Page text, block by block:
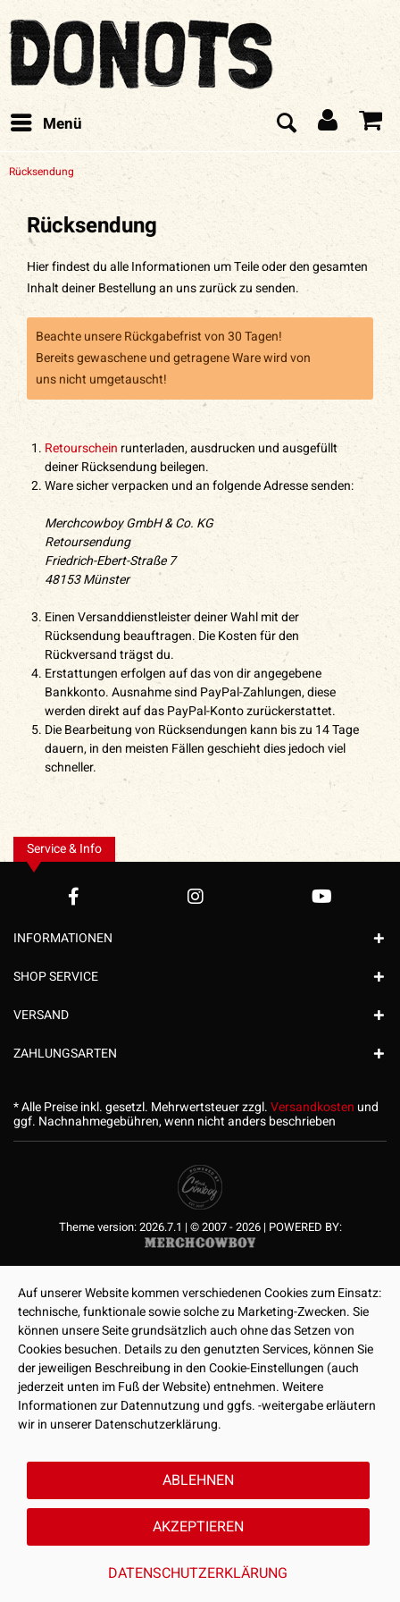
Menü
Rücksendung
Rücksendung
Hier findest du alle Informationen um Teile oder den gesamten
Inhalt deiner Bestellung an uns zurück zu senden.
Beachte unsere Rückgabefrist von 30 Tagen!
Bereits gewaschene und getragene Ware wird von
uns nicht umgetauscht!
Retourschein runterladen, ausdrucken und ausgefüllt
deiner Rücksendung beilegen.
Ware sicher verpacken und an folgende Adresse senden:
Merchcowboy GmbH & Co. KG
Retoursendung
Friedrich-Ebert-Straße 7
48153 Münster
Einen Versanddienstleister deiner Wahl mit der
Rücksendung beauftragen. Die Kosten für den
Rückversand trägst du.
Erstattungen erfolgen auf das von dir angegebene
Bankkonto. Ausnahme sind PayPal-Zahlungen, diese
werden direkt auf das PayPal-Konto zurückerstattet.
Die Bearbeitung von Rücksendungen kann bis zu 14 Tage
dauern, in den meisten Fällen geschieht dies jedoch viel
schneller.
Service & Info
INFORMATIONEN
SHOP SERVICE
VERSAND
ZAHLUNGSARTEN
* Alle Preise inkl. gesetzl. Mehrwertsteuer zzgl.Versandkosten und
ggf. Nachnahmegebühren, wenn nicht anders beschrieben
Theme version: 2026.7.1 | © 2007 - 2026 | POWERED BY:
Auf unserer Website kommen verschiedenen Cookies zum Einsatz:
technische, funktionale sowie solche zu Marketing-Zwecken. Sie
können unsere Seite grundsätzlich auch ohne das Setzen von
Cookies besuchen. Details zu den genutzten Services, können Sie
der jeweiligen Beschreibung in den Cookie-Einstellungen (auch
jederzeit unten im Fuß der Website) entnehmen. Weitere
Informationen zur Datennutzung und ggfs. -weitergabe erläutern
wir in unserer Datenschutzerklärung.
ABLEHNEN
AKZEPTIEREN
DATENSCHUTZERKLÄRUNG